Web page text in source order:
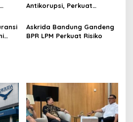
Antikorupsi, Perkuat
Askrida Bandung Gandeng
BPR LPM Perkuat Risiko